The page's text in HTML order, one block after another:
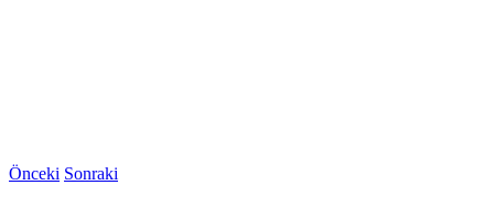
Önceki Sonraki